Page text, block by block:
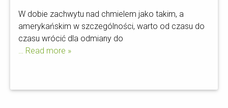
W dobie zachwytu nad chmielem jako takim, a
amerykańskim w szczególności, warto od czasu do
czasu wrócić dla odmiany do
… Read more »